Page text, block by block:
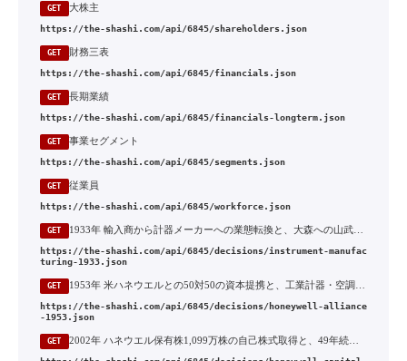
GET 大株主
https://the-shashi.com/api/6845/shareholders.json
GET 財務三表
https://the-shashi.com/api/6845/financials.json
GET 長期業績
https://the-shashi.com/api/6845/financials-longterm.json
GET 事業セグメント
https://the-shashi.com/api/6845/segments.json
GET 従業員
https://the-shashi.com/api/6845/workforce.json
GET 1933年 輸入商から計器メーカーへの業態転換と、大森への山武商会計器製作所の開設
https://the-shashi.com/api/6845/decisions/instrument-manufac
turing-1933.json
GET
https://the-shashi.com/api/6845/decisions/honeywell-alliance
-1953.json
GET 2002年 ハネウエル保有株1,099万株の自己株式取得と、49年続いた資本関係の解消